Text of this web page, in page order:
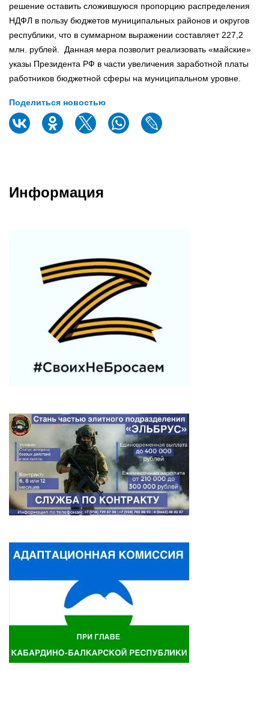
решение оставить сложившуюся пропорцию распределения
НДФЛ в пользу бюджетов муниципальных районов и округов
республики, что в суммарном выражении составляет 227,2
млн. рублей. Данная мера позволит реализовать «майские»
указы Президента РФ в части увеличения заработной платы
работников бюджетной сферы на муниципальном уровне.
Поделиться новостью
Информация